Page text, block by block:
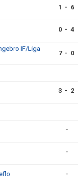
1 - 6
0 - 4
IF/Liga
7 - 0
3 - 2
-
-
-